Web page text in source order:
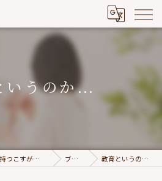
いうのか…
府中市の歯医者は高い志を持つこすが歯科医院 ブログ 教育というのか…